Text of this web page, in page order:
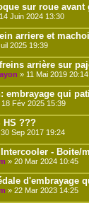
sur roue avant
Juin 2024 13:30
arriere et
2025 19:39
arrière sur
» 11 Mai 2019 20:14
embrayage qui
18 Fév 2025 15:39
HS ???
Sep 2017 19:24
- Boite/
» 20 Mar 2024 10:45
d'embrayage
» 22 Mar 2023 14:25